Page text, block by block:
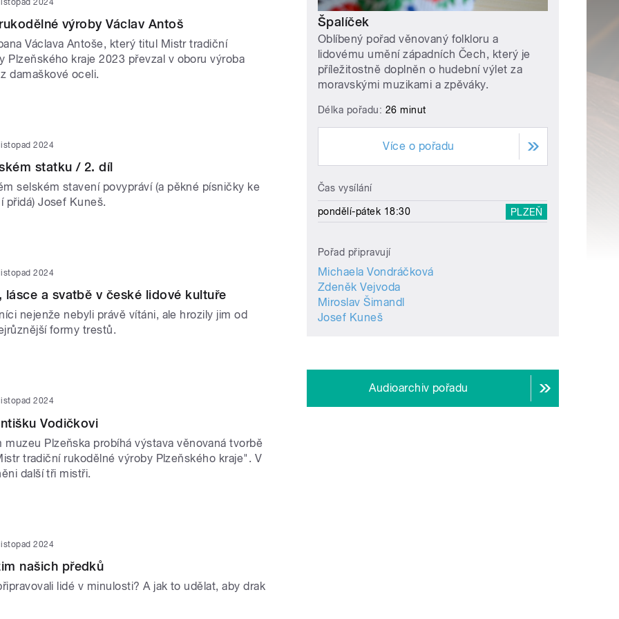
2024
výroby Václav Antoš
Václava Antoše, který titul Mistr tradiční
Plzeňského kraje 2023 převzal v oboru výroba
damaškové oceli.
2024
statku / 2. díl
selském stavení povypráví (a pěkné písničky ke
přidá) Josef Kuneš.
2024
lásce a svatbě v české lidové kultuře
nejenže nebyli právě vítáni, ale hrozily jim od
formy trestů.
2024
Vodičkovi
muzeu Plzeňska probíhá výstava věnovaná tvorbě
tradiční rukodělné výroby Plzeňského kraje". V
další tři mistři.
2024
našich předků
lidé v minulosti? A jak to udělat, aby drak
Špalíček
Oblíbený pořad věnovaný folkloru a
lidovému umění západních Čech, který je
příležitostně doplněn o hudební výlet za
moravskými muzikami a zpěváky.
Délka pořadu: 26 minut
Více o pořadu
Čas vysílání
pondělí-pátek 18:30 PLZEŇ
Pořad připravují
Michaela Vondráčková
Zdeněk Vejvoda
Miroslav Šimandl
Josef Kuneš
Audioarchiv pořadu